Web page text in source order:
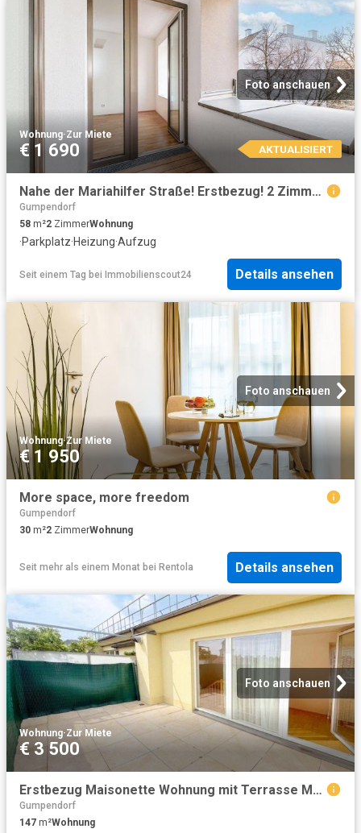
Foto anschauen
Wohnung·Zur Miete
€ 1 690 AKTUALISIERT
Nahe der Mariahilfer Straße! Erstbezug! 2 Zimmer Wohnung mit Loggia zu vermieten!
Gumpendorf
58 m²2 ZimmerWohnung
·Parkplatz·Heizung·Aufzug
Seit einem Tag bei Immobilienscout24 Details ansehen
Foto anschauen
Wohnung·Zur Miete
€ 1 950
More space, more freedom
Gumpendorf
30 m²2 ZimmerWohnung
Seit mehr als einem Monat bei Rentola Details ansehen
Foto anschauen
Wohnung·Zur Miete
€ 3 500
Erstbezug Maisonette Wohnung mit Terrasse Mollardgasse 3 Schalfzimmer
Gumpendorf
147 m²Wohnung